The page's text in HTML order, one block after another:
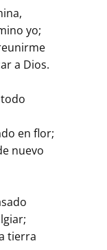
yo;
a Dios.
en flor;
nuevo
tierra